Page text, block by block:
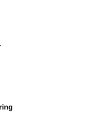
att lämna ett omdöme.